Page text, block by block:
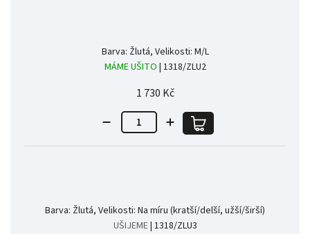
Barva: Žlutá, Velikosti: M/L
MÁME UŠITO | 1318/ZLU2
1 730 Kč
Barva: Žlutá, Velikosti: Na míru (kratší/delší, užší/širší)
UŠIJEME| 1318/ZLU3